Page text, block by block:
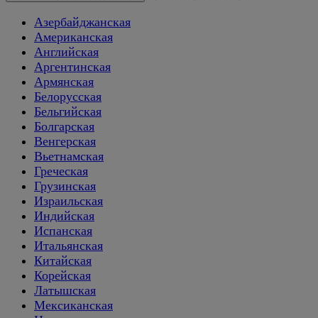
Азербайджанская
Американская
Английская
Аргентинская
Армянская
Белорусская
Бельгийская
Болгарская
Венгерская
Вьетнамская
Греческая
Грузинская
Израильская
Индийская
Испанская
Итальянская
Китайская
Корейская
Латышская
Мексиканская